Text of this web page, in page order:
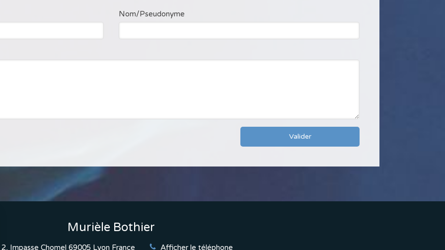
Nom/Pseudonyme
Valider
Murièle Bothier
2, Impasse Chomel 69005 Lyon France Afficher le téléphone